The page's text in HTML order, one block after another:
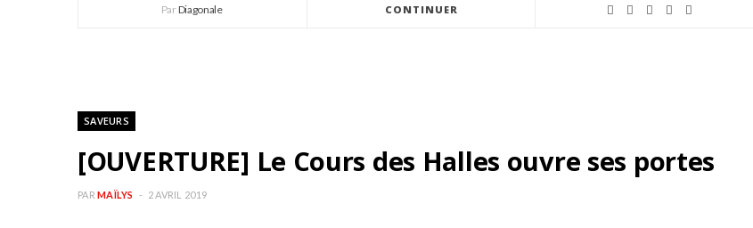
ParDiagonale CONTINUER
SAVEURS
[OUVERTURE] Le Cours des Halles ouvre ses portes
PAR MAÏLYS 2 AVRIL 2019